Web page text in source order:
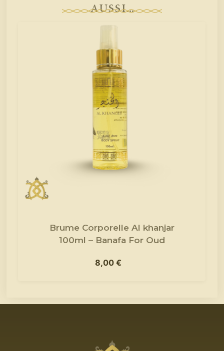
aussi...
Brume Corporelle Al khanjar
100ml – Banafa For Oud
8,00 €